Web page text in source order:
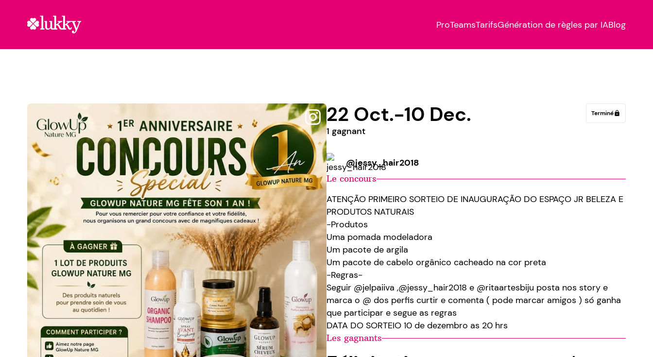
ProTeamsTarifsGénération de règles par IABlog
Terminélock
22 Oct.-10 Dec.
1 gagnant
@jessy_hair2018
Le concours
ATENÇÃO PRIMEIRO SORTEIO DE INAUGURAÇÃO DO ESPAÇO JR BELEZA E
PRODUTOS NATURAIS
-Produtos
Uma pomada modeladora
Um pacote de argila
Um pacote de cabelo orgânico cacheado na cor preta
-Regras-
Seguir @jelpaiiva ,@jessy_hair2018 e @ritaartesbiju posta nos story e
marca o @ dos perfis curtir e comenta ( pode marcar amigos ) só ganha
que participar e segue as regras
DATA DO SORTEIO 10 de dezembro as 20 hrs
Les gagnants